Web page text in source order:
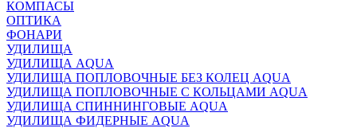
КОМПАСЫ
ОПТИКА
ФОНАРИ
УДИЛИЩА
УДИЛИЩА AQUA
УДИЛИЩА ПОПЛОВОЧНЫЕ БЕЗ КОЛЕЦ AQUA
УДИЛИЩА ПОПЛОВОЧНЫЕ С КОЛЬЦАМИ AQUA
УДИЛИЩА СПИННИНГОВЫЕ AQUA
УДИЛИЩА ФИДЕРНЫЕ AQUA